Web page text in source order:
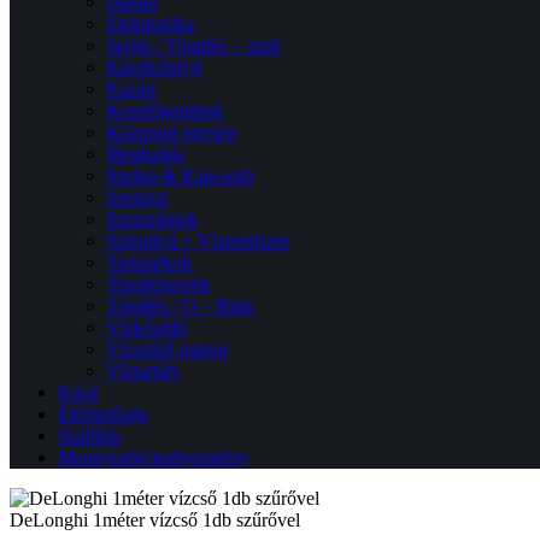
Elektronika
Javító / Tömítés – szett
Kávékifolyó
Kazán
Kezelőgombok
Központi egység
Meghajtás
Szelep & Kapcsoló
Szenzor
Szerszámok
Szivattyú + Vízrendszer
Tartozékok
Tisztítószerek
Tömítés / O – Ring
Vízkőoldó
Vízszűrő patron
Víztartály
Kávé
Elérhetőség
Szállítás
Mennyiségi kedvezmény
DeLonghi 1méter vízcső 1db szűrővel